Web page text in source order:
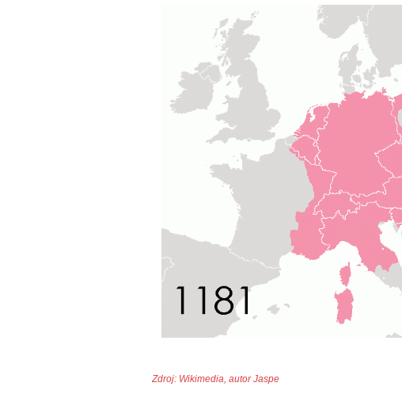
Zdroj: Wikimedia, autor Jaspe